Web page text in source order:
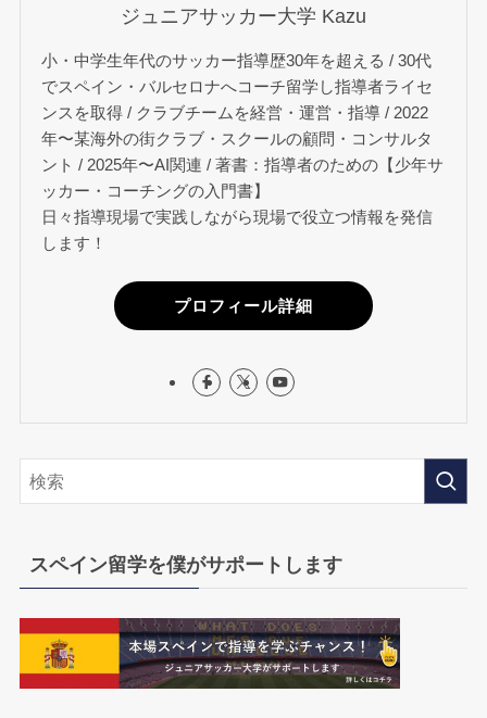
ジュニアサッカー大学 Kazu
小・中学生年代のサッカー指導歴30年を超える / 30代
でスペイン・バルセロナへコーチ留学し指導者ライセ
ンスを取得 / クラブチームを経営・運営・指導 / 2022
年〜某海外の街クラブ・スクールの顧問・コンサルタ
ント / 2025年〜AI関連 / 著書：指導者のための【少年サ
ッカー・コーチングの入門書】
日々指導現場で実践しながら現場で役立つ情報を発信
します！
プロフィール詳細
スペイン留学を僕がサポートします